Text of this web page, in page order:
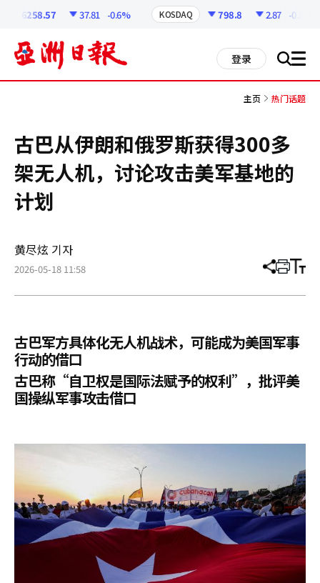
6258.57 37.81 -0.6% KOSDAQ 798.8 2.87 -0.36%
登录 搜 all
主页 热门话题
古巴从伊朗和俄罗斯获得300多
架无人机，讨论攻击美军基地的
计划
黄尽炫 기자
2026-05-18 11:58 分
章
打 调
小
古巴军方具体化无人机战术，可能成为美国军事
行动的借口
古巴称“自卫权是国际法赋予的权利”，批评美
国操纵军事攻击借口